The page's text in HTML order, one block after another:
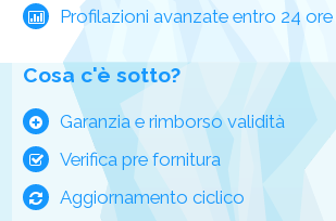
Profilazioni avanzate entro 24 ore
Cosa c'è sotto?
Garanzia e rimborso validità
Verifica pre fornitura
Aggiornamento ciclico